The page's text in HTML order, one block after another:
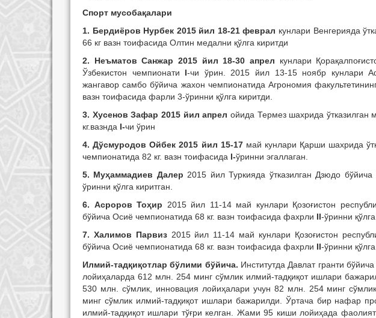
Спорт мусобақалари
1. Бердиёров Нурбек 2015 йил 18-21 феврал кунлари Венгерияда
66 кг вазн тоифасида Олтин медални қўлга киритди
2. Неъматов Санжар 2015 йил 18-30 апрел кунлари
Ўзбекистон чемпионати I-чи ўрин. 2015 йил 13-15 ноябр кунлари
жангавор самбо бўйича жахон чемпионатида Агрономия
вазн тоифасида фарли 3-ўринни қўлга киритди.
3. Хусенов Зафар 2015 йил апрел ойида Термез шахрида ўтказилган
кг.вазнда I-чи ўрин
4. Дўсмуродов Ойбек 2015 йил 15-17май кунлари Қарши шахрида
чемпионатида 82 кг. вазн тоифасида I-ўринни эгаллаган.
5. Муҳаммадиев Далер 2015 йил Туркияда ўтказилган Дзюдо
ўринни қўлга киритган.
6. Асроров Тоҳир 2015 йил 11-14 май кунлари Қозоғистон
бўйича Осиё чемпионатида 68 кг. вазн тоифасида фахрли II-ўринни қўлга
7. Халимов Парвиз 2015 йил 11-14 май кунлари Қозоғистон
бўйича Осиё чемпионатида 68 кг. вазн тоифасида фахрли II-ўринни қўлга
Илмий-тадқиқотлар бўлими бўйича. Институтда Давлат гранти
лойиҳаларда 612 млн. 254 минг сўмлик илмий-тадқиқот ишлари
530 млн. сўмлик, инновация лойиҳалари учун 82 млн. 254 минг
минг сўмлик илмий-тадқиқот ишлари бажарилди. Ўртача бир нафар
илмий-тадқиқот ишлари тўғри келган. Жами 95 киши лойиҳада